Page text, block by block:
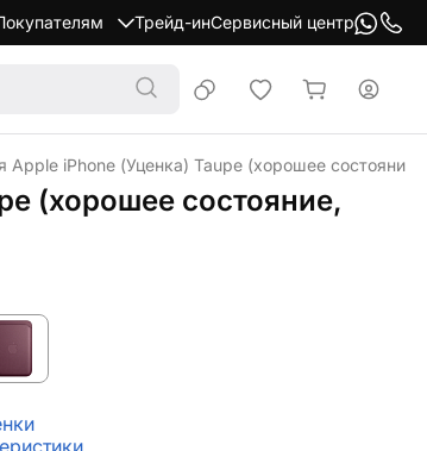
Трейд-инСервисный центр
iPhone (Уценка) Taupe (хорошее состояние,
(хорошее состояние,